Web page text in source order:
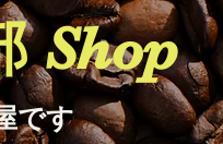
Shop
です